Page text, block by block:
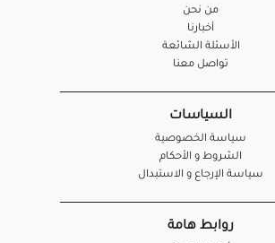
من نحن
أخبارنا
الأسئلة الشائعة
تواصل معنا
السياسات
سياسة الخصوصية
الشروط و الأحكام
سياسة الإرجاع و الاستبدال
روابط هامة